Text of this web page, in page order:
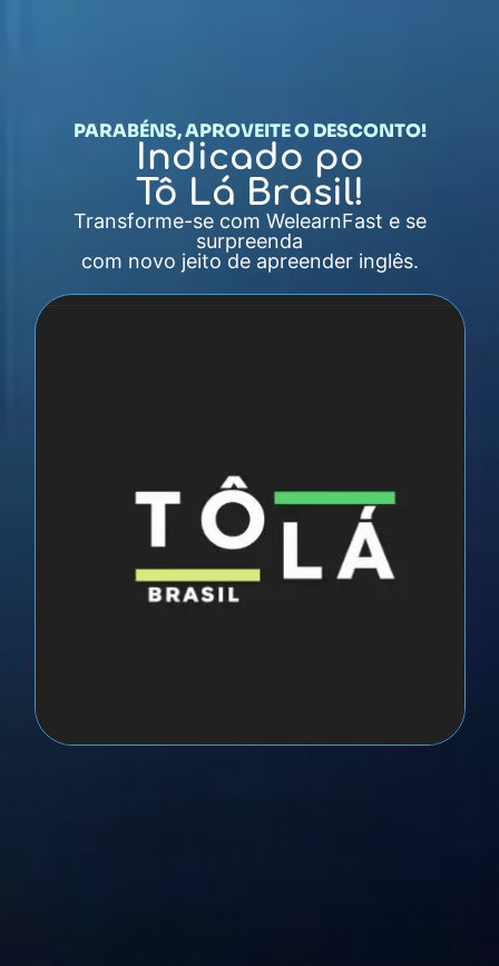
PARABÉNS, APROVEITE O DESCONTO!
Indicado po
Tô Lá Brasil!
Transforme-se com WelearnFast e se
surpreenda
com novo jeito de apreender inglês.